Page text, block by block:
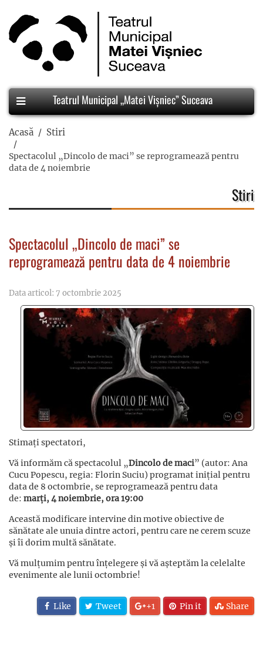
Teatrul Municipal „Matei Vișniec” Suceava
Acasă Stiri
Spectacolul „Dincolo de maci” se reprogramează pentru
data de 4 noiembrie
Stiri
Spectacolul „Dincolo de maci” se
reprogramează pentru data de 4 noiembrie
Data articol: 7 octombrie 2025
Stimați spectatori,
Vă informăm că spectacolul „Dincolo de maci” (autor: Ana
Cucu Popescu, regia: Florin Suciu) programat inițial pentru
data de 8 octombrie, se reprogramează pentru data
de: marți, 4 noiembrie, ora 19:00
Această modificare intervine din motive obiective de
sănătate ale unuia dintre actori, pentru care ne cerem scuze
și îi dorim multă sănătate.
Vă mulțumim pentru înțelegere și vă așteptăm la celelalte
evenimente ale lunii octombrie!
Like Tweet +1 Pin it Share